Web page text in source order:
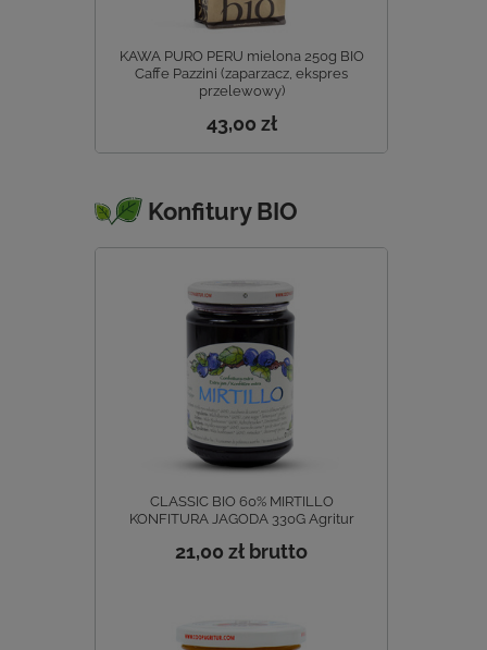
KAWA PURO PERU mielona 250g BIO
Caffe Pazzini (zaparzacz, ekspres
przelewowy)
43,00 zł
Konfitury BIO
CLASSIC BIO 60% MIRTILLO
KONFITURA JAGODA 330G Agritur
21,00 zł brutto